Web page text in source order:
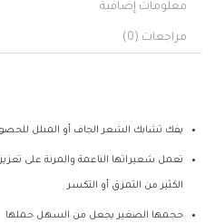
معلومات إضافية
مراجعات (0)
يفك تشابك الشعر الجاف أو المبلل
تعمل شعيراتها الناعمة والمرنة على
الكثير من التمزق أو التكسر
حجمها الصغير يجعل من السهل حملها